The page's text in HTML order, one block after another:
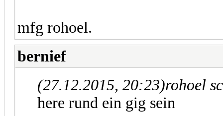
mfg rohoel.
bernief
(27.12.2015, 20:23)rohoel
here rund ein gig sein